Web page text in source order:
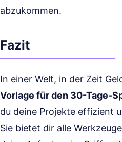
abzukommen.
Fazit
In einer Welt, in der Zeit
Vorlage für den 30-Tage-
du deine Projekte effizient
Sie bietet dir alle